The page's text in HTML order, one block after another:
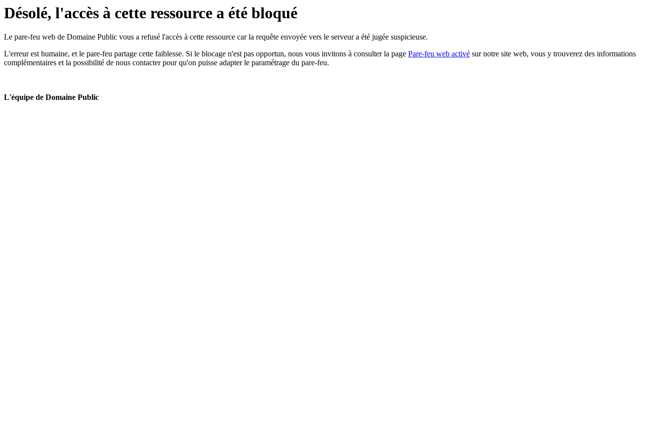
Désolé, l'accès à cette ressource a été bloqué
Le pare-feu web de Domaine Public vous a refusé l'accès à cette ressource car la requête envoyée vers le serveur a été jugée suspicieuse.
L'erreur est humaine, et le pare-feu partage cette faiblesse. Si le blocage n'est pas opportun, nous vous invitons à consulter la page Pare-feu web activé sur notre site web, vous y trouverez des informations
complémentaires et la possibilité de nous contacter pour qu'on puisse adapter le paramétrage du pare-feu.
L'équipe de Domaine Public